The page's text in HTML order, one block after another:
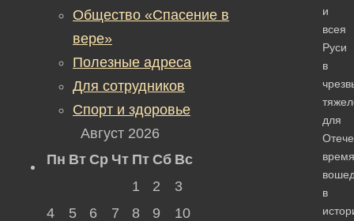
и
всея
Руси
в
для
в
Общество «Спасение в
вере»
Полезные адреса
Для сотрудников
Спорт и здоровье
Август 2026
Пн Вт Ср Чт Пт Сб Вс
1
2
3
4
5 6 7 8 9 10